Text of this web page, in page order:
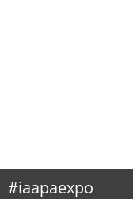
#iaapaexpo